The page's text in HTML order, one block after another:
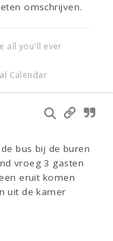
omschrijven.
all you'll ever
Calendar
bus bij de buren
vroeg 3 gasten
eruit komen
uit de kamer